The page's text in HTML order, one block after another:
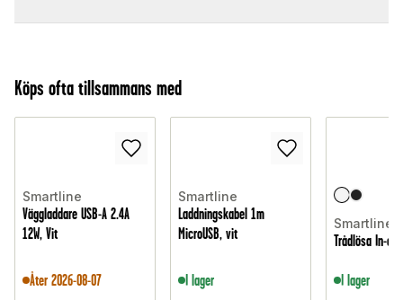
Köps ofta tillsammans med
Smartline
Väggladdare USB-A 2.4A
12W, Vit
Åter 2026-08-07
Smartline
Laddningskabel 1m
MicroUSB, vit
I lager
Smartline
Trådlösa In-
I lager